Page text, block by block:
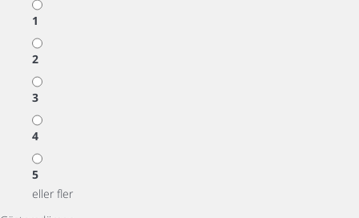
1
2
3
4
5
eller fler